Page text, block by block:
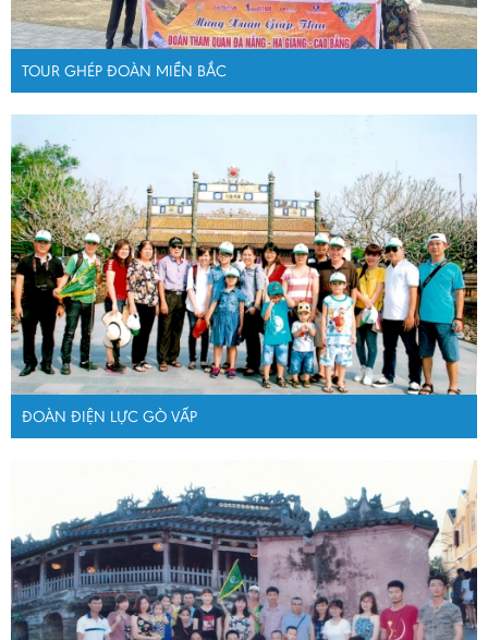
TOUR GHÉP ĐOÀN MIỀN BẮC
ĐOÀN ĐIỆN LỰC GÒ VẤP